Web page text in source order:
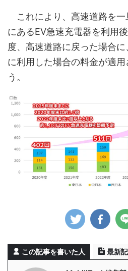
これにより、高速道路を一
にあるEV急速充電器を利用
度、高速道路に戻った場合
に利用した場合の料金が適
う。
この記事を書いた人 最新